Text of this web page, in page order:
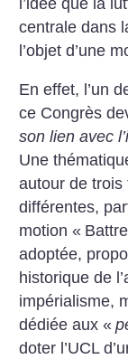
centrale dans
l’objet d’une
En effet, l’un
ce Congrès
son lien avec
Une
autour de trois
différentes,
motion «
adoptée,
historique de
impérialisme,
dédiée aux «
doter l’UCL